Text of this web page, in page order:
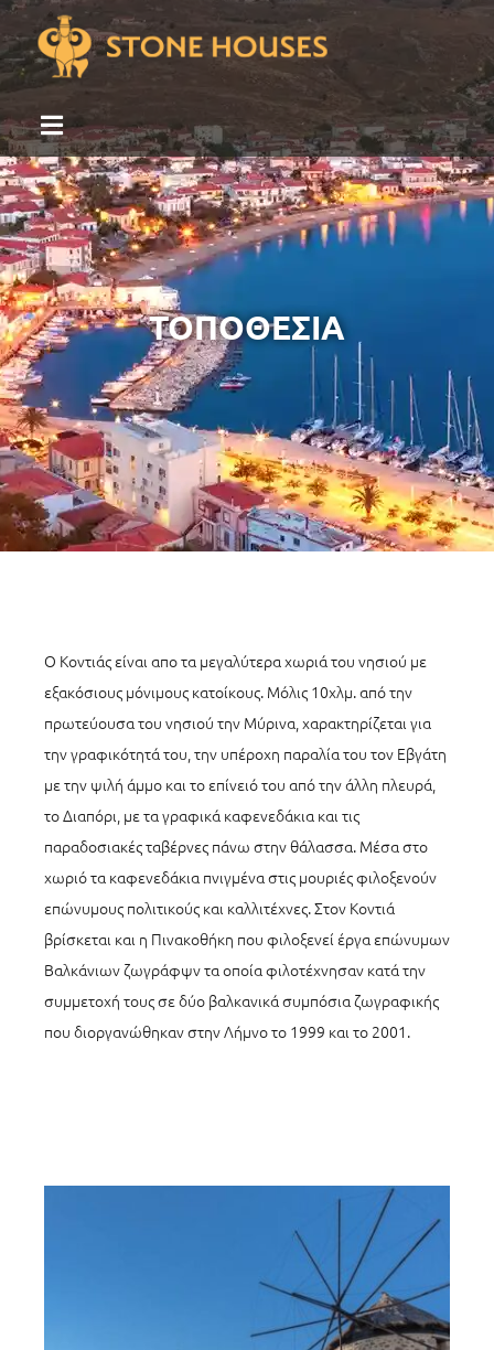
ΤΟΠΟΘΕΣΊΑ
Ο Κοντιάς είναι απο τα μεγαλύτερα χωριά του νησιού με
εξακόσιους μόνιμους κατοίκους. Μόλις 10χλμ. από την
πρωτεύουσα του νησιού την Μύρινα, χαρακτηρίζεται για
την γραφικότητά του, την υπέροχη παραλία του τον Εβγάτη
με την ψιλή άμμο και το επίνειό του από την άλλη πλευρά,
το Διαπόρι, με τα γραφικά καφενεδάκια και τις
παραδοσιακές ταβέρνες πάνω στην θάλασσα. Μέσα στο
χωριό τα καφενεδάκια πνιγμένα στις μουριές φιλοξενούν
επώνυμους πολιτικούς και καλλιτέχνες. Στον Κοντιά
βρίσκεται και η Πινακοθήκη που φιλοξενεί έργα επώνυμων
Βαλκάνιων ζωγράφψν τα οποία φιλοτέχνησαν κατά την
συμμετοχή τους σε δύο βαλκανικά συμπόσια ζωγραφικής
που διοργανώθηκαν στην Λήμνο το 1999 και το 2001.